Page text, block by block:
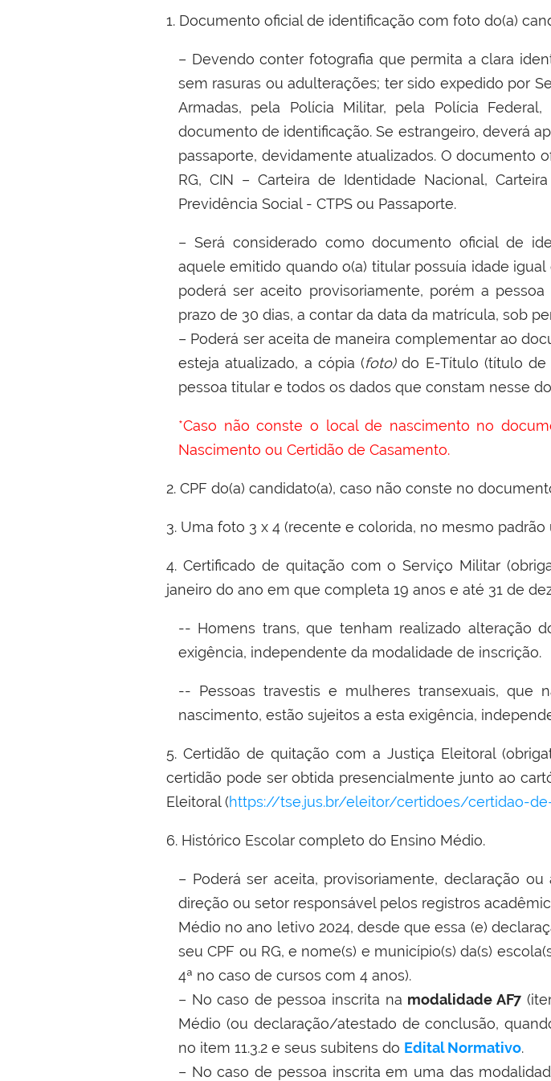
1. Documento oficial de identificação com foto do(a)
– Devendo conter fotografia que permita a clara
sem rasuras ou adulterações; ter sido expedido por
Armadas, pela Polícia Militar, pela Polícia
documento de identificação. Se estrangeiro, deverá
passaporte, devidamente atualizados. O documento
RG, CIN – Carteira de Identidade Nacional,
Previdência Social - CTPS ou Passaporte.
– Será considerado como documento oficial de
aquele emitido quando o(a) titular possuía idade
poderá ser aceito provisoriamente, porém a
prazo de 30 dias, a contar da data da matrícula, sob
– Poderá ser aceita de maneira complementar ao
esteja atualizado, a cópia (foto)do E-Título (título de
pessoa titular e todos os dados que constam nesse
*Caso não conste o local de nascimento no
Nascimento ou Certidão de Casamento.
2. CPF do(a) candidato(a), caso não conste no
3. Uma foto 3 x 4 (recente e colorida, no mesmo
4. Certificado de quitação com o Serviço Militar
janeiro do ano em que completa 19 anos e até 31 de
-- Homens trans, que tenham realizado alteração
exigência, independente da modalidade de inscrição.
-- Pessoas travestis e mulheres transexuais, que
nascimento, estão sujeitos a esta exigência,
5. Certidão de quitação com a Justiça Eleitoral
certidão pode ser obtida presencialmente junto ao
Eleitoral (https://tse.jus.br/eleitor/certidoes/certidao-
6. Histórico Escolar completo do Ensino Médio.
– Poderá ser aceita, provisoriamente, declaração
direção ou setor responsável pelos registros
Médio no ano letivo 2024, desde que essa (e)
seu CPF ou RG, e nome(s) e município(s) da(s)
4ª no caso de cursos com 4 anos).
– No caso de pessoa inscrita na modalidade AF7
Médio (ou declaração/atestado de conclusão,
no item 11.3.2 e seus subitens do Edital Normativo.
– No caso de pessoa inscrita em uma das